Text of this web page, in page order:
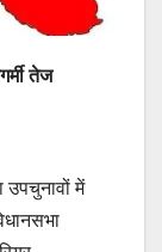
तेज
उपचुनावों में